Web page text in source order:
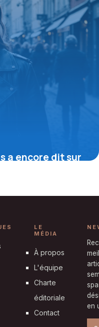
a encore dit sur
LE
MÉDIA
À propos
L'équipe
Charte
éditoriale
Contact
en